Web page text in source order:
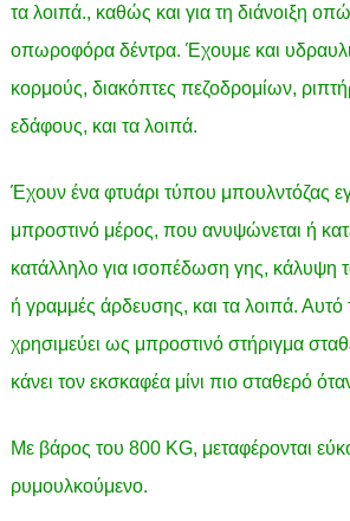
τα λοιπά., καθώς και για τη διάνοιξη
οπωροφόρα δέντρα. Έχουμε και
κορμούς, διακόπτες πεζοδρομίων,
εδάφους, και τα λοιπά.
Έχουν ένα φτυάρι τύπου μπουλντόζας
μπροστινό μέρος, που ανυψώνεται ή
κατάλληλο για ισοπέδωση γης, κάλυψη
ή γραμμές άρδευσης, και τα λοιπά. Αυτό
χρησιμεύει ως μπροστινό στήριγμα
κάνει τον εκσκαφέα μίνι πιο σταθερό
Με βάρος του 800 KG, μεταφέρονται
ρυμουλκούμενο.